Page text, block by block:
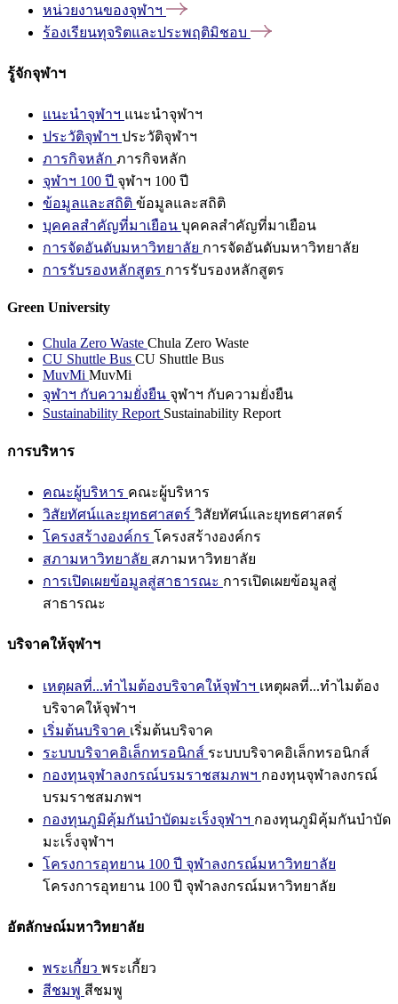
หน่วยงานของจุฬาฯ
ร้องเรียนทุจริตและประพฤติมิชอบ
รู้จักจุฬาฯ
แนะนำจุฬาฯ แนะนำจุฬาฯ
ประวัติจุฬาฯ ประวัติจุฬาฯ
ภารกิจหลัก ภารกิจหลัก
จุฬาฯ 100 ปี จุฬาฯ 100 ปี
ข้อมูลและสถิติ ข้อมูลและสถิติ
บุคคลสำคัญที่มาเยือน บุคคลสำคัญที่มาเยือน
การจัดอันดับมหาวิทยาลัย การจัดอันดับมหาวิทยาลัย
การรับรองหลักสูตร การรับรองหลักสูตร
Green University
Chula Zero Waste Chula Zero Waste
CU Shuttle Bus CU Shuttle Bus
MuvMi MuvMi
จุฬาฯ กับความยั่งยืน จุฬาฯ กับความยั่งยืน
Sustainability Report Sustainability Report
การบริหาร
คณะผู้บริหาร คณะผู้บริหาร
วิสัยทัศน์และยุทธศาสตร์ วิสัยทัศน์และยุทธศาสตร์
โครงสร้างองค์กร โครงสร้างองค์กร
สภามหาวิทยาลัย สภามหาวิทยาลัย
การเปิดเผยข้อมูลสู่สาธารณะ การเปิดเผยข้อมูลสู่
สาธารณะ
บริจาคให้จุฬาฯ
เหตุผลที่...ทำไมต้องบริจาคให้จุฬาฯ เหตุผลที่...ทำไมต้อง
บริจาคให้จุฬาฯ
เริ่มต้นบริจาค เริ่มต้นบริจาค
ระบบบริจาคอิเล็กทรอนิกส์ ระบบบริจาคอิเล็กทรอนิกส์
กองทุนจุฬาลงกรณ์บรมราชสมภพฯ กองทุนจุฬาลงกรณ์
บรมราชสมภพฯ
กองทุนภูมิคุ้มกันบำบัดมะเร็งจุฬาฯ กองทุนภูมิคุ้มกันบำบัด
มะเร็งจุฬาฯ
โครงการอุทยาน 100 ปี จุฬาลงกรณ์มหาวิทยาลัย
โครงการอุทยาน 100 ปี จุฬาลงกรณ์มหาวิทยาลัย
อัตลักษณ์มหาวิทยาลัย
พระเกี้ยว พระเกี้ยว
สีชมพู สีชมพู